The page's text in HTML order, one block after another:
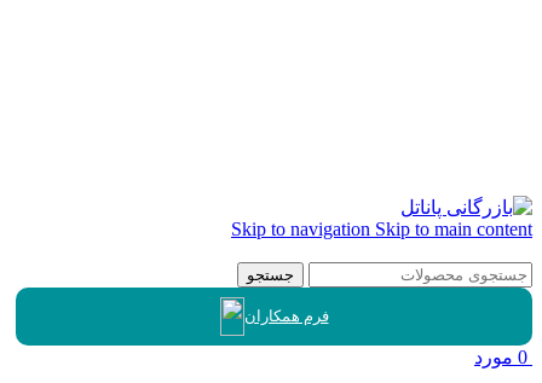
Skip to navigation Skip to main content
جستجو
فرم همکاران
0 مورد